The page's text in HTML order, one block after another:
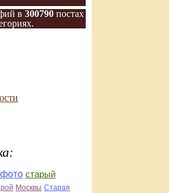
в 300790постах
фото старый
Москвы Старая